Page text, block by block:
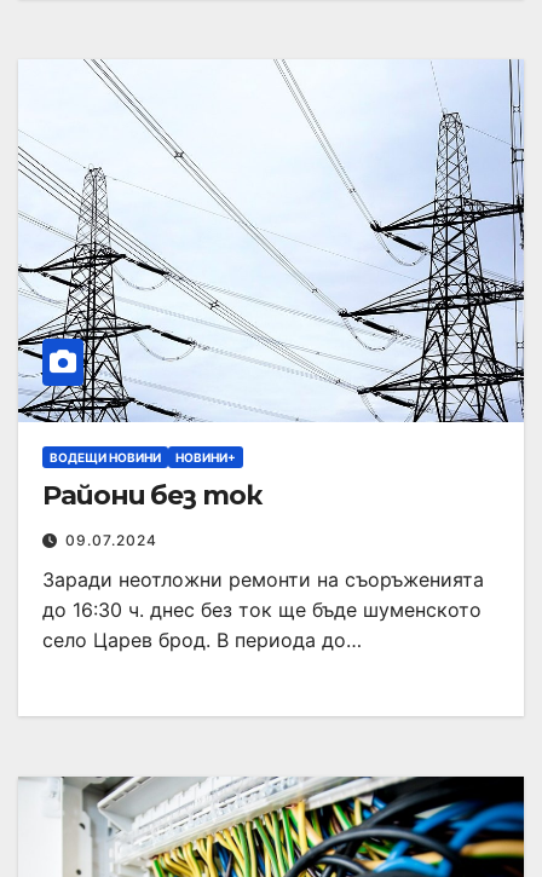
ВОДЕЩИ НОВИНИ НОВИНИ+
Райони без ток
09.07.2024
Заради неотложни ремонти на съоръженията
до 16:30 ч. днес без ток ще бъде шуменското
село Царев брод. В периода до…